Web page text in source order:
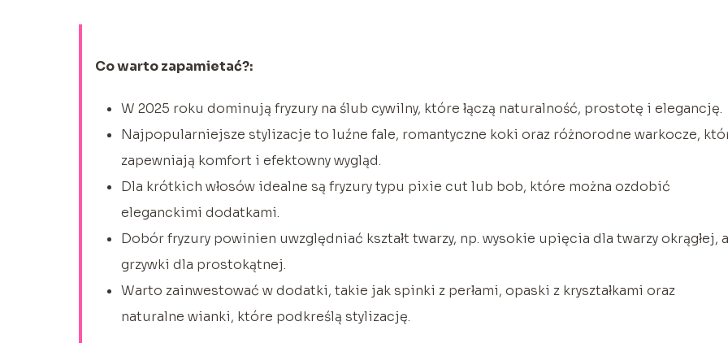
Co warto zapamietać?:
W 2025 roku dominują fryzury na ślub cywilny, które łączą naturalność, prostotę i elegancję.
Najpopularniejsze stylizacje to luźne fale, romantyczne koki oraz różnorodne warkocze,
zapewniają komfort i efektowny wygląd.
Dla krótkich włosów idealne są fryzury typu pixie cut lub bob, które można ozdobić
eleganckimi dodatkami.
Dobór fryzury powinien uwzględniać kształt twarzy, np. wysokie upięcia dla twarzy okrągłej, a
grzywki dla prostokątnej.
Warto zainwestować w dodatki, takie jak spinki z perłami, opaski z kryształkami oraz
naturalne wianki, które podkreślą stylizację.